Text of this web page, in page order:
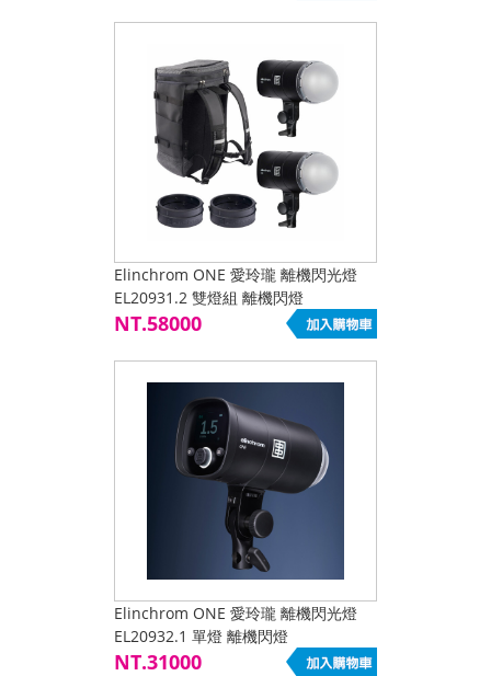
Elinchrom ONE 愛玲瓏 離機閃光燈
EL20931.2 雙燈組 離機閃燈
NT.58000
Elinchrom ONE 愛玲瓏 離機閃光燈
EL20932.1 單燈 離機閃燈
NT.31000